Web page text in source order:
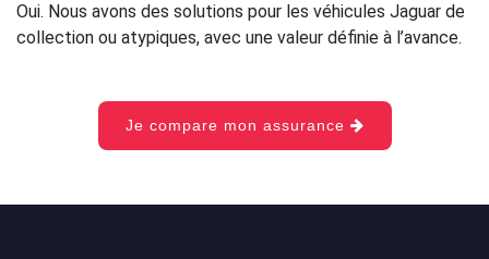
Oui. Nous avons des solutions pour les véhicules Jaguar de
collection ou atypiques, avec une valeur définie à l’avance.
Je compare mon assurance